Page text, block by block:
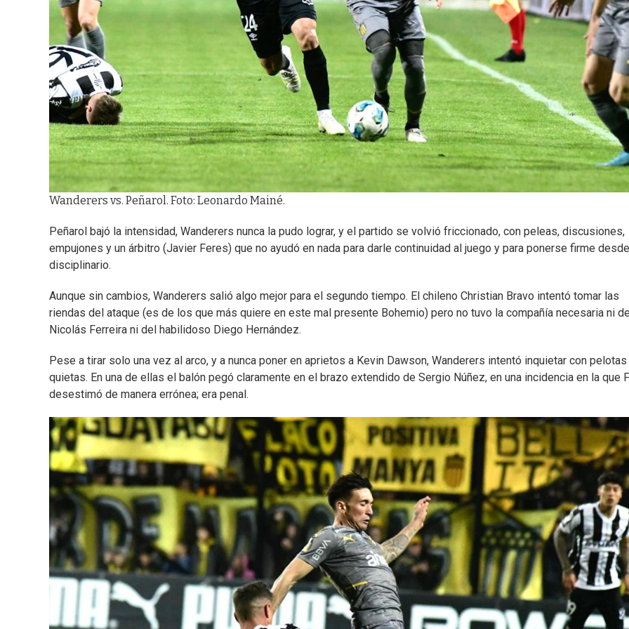
Wanderers vs. Peñarol. Foto: Leonardo Mainé.
Peñarol bajó la intensidad, Wanderers nunca la pudo lograr, y el partido se volvió friccionado, con peleas, discusiones,
empujones y un árbitro (Javier Feres) que no ayudó en nada para darle continuidad al juego y para ponerse firme
disciplinario.
Aunque sin cambios, Wanderers salió algo mejor para el segundo tiempo. El chileno Christian Bravo intentó tomar las
riendas del ataque (es de los que más quiere en este mal presente Bohemio) pero no tuvo la compañía necesaria ni
Nicolás Ferreira ni del habilidoso Diego Hernández.
Pese a tirar solo una vez al arco, y a nunca poner en aprietos a Kevin Dawson, Wanderers intentó inquietar con pelotas
quietas. En una de ellas el balón pegó claramente en el brazo extendido de Sergio Núñez, en una incidencia en la que
desestimó de manera errónea; era penal.